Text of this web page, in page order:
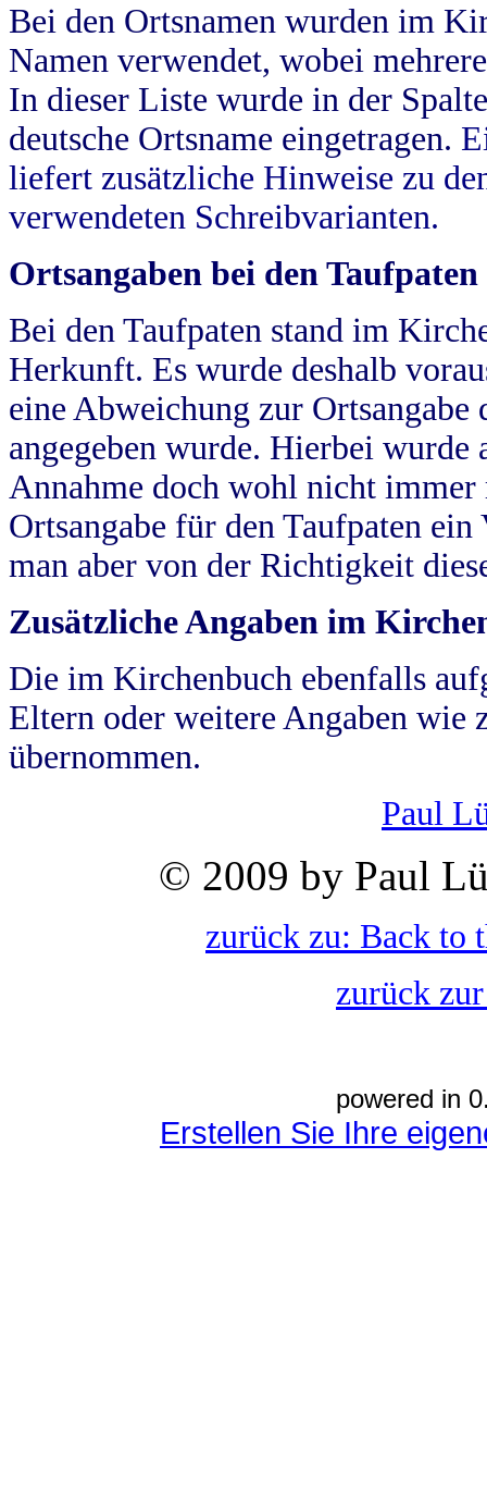
Bei den Ortsnamen wurden im
Namen verwendet, wobei
In dieser Liste wurde in der
deutsche Ortsname eingetragen.
liefert zusätzliche Hinweise zu
verwendeten Schreibvarianten.
Ortsangaben bei den Taufpaten
Bei den Taufpaten stand im
Herkunft. Es wurde deshalb
eine Abweichung zur
angegeben wurde. Hierbei wurde
Annahme doch wohl nicht
Ortsangabe für den Taufpaten
man aber von der Richtigkeit
Zusätzliche Angaben im
Die im Kirchenbuch ebenfalls
Eltern oder weitere Angaben wie
übernommen.
Paul
© 2009 by Paul
zurück zu: Back to
zurück
powered in
Erstellen Sie Ihre